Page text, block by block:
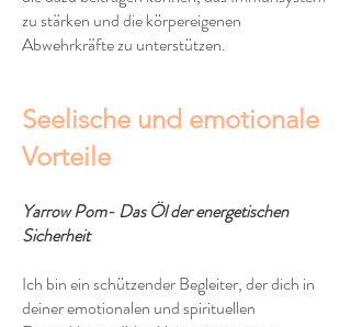
zu stärken und die körpereigenen
Abwehrkräfte zu unterstützen.
Seelische und emotionale
Vorteile
Yarrow Pom- Das Öl der energetischen
Sicherheit
Ich bin ein schützender Begleiter, der dich in
deiner emotionalen und spirituellen